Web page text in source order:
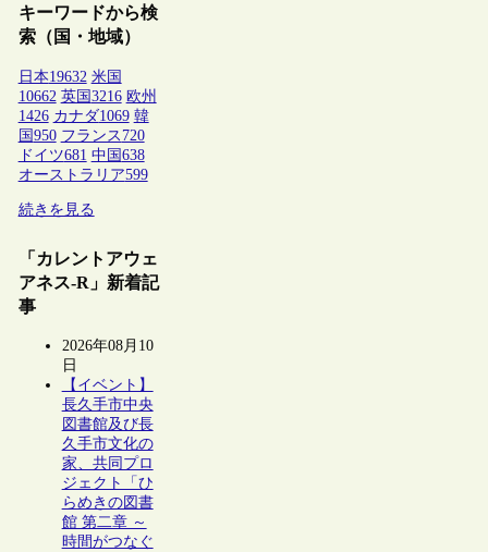
キーワードから検
索（国・地域）
日本19632 米国
10662 英国 3216 欧州
1426 カナダ1069 韓
国 950 フランス 720
ドイツ681 中国 638
オーストラリア599
続きを見る
「カレントアウェ
アネス-R」新着記
事
2026年08月10
日
【イベント】
長久手市中央
図書館及び長
久手市文化の
家、共同プロ
ジェクト「ひ
らめきの図書
館 第二章 ～
時間がつなぐ